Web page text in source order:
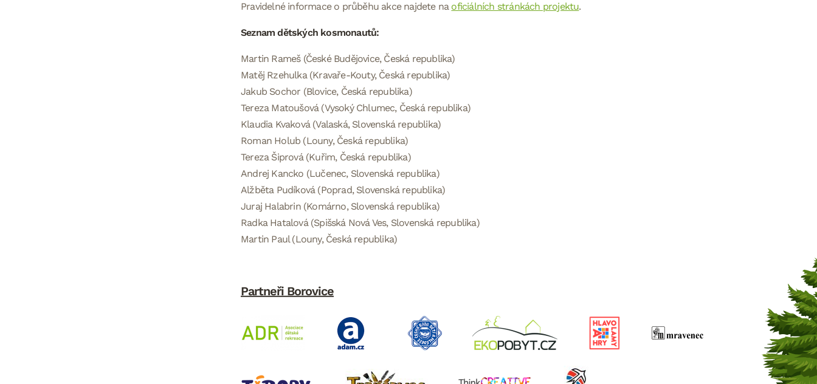
Pravidelné informace o průběhu akce najdete na oficiálních stránkách projektu.
Seznam dětských kosmonautů:
Martin Rameš (České Budějovice, Česká republika)
Matěj Rzehulka (Kravaře-Kouty, Česká republika)
Jakub Sochor (Blovice, Česká republika)
Tereza Matoušová (Vysoký Chlumec, Česká republika)
Klaudia Kvaková (Valaská, Slovenská republika)
Roman Holub (Louny, Česká republika)
Tereza Šiprová (Kuřim, Česká republika)
Andrej Kancko (Lučenec, Slovenská republika)
Alžběta Pudíková (Poprad, Slovenská republika)
Juraj Halabrin (Komárno, Slovenská republika)
Radka Hatalová (Spišská Nová Ves, Slovenská republika)
Martin Paul (Louny, Česká republika)
Partneři Borovice